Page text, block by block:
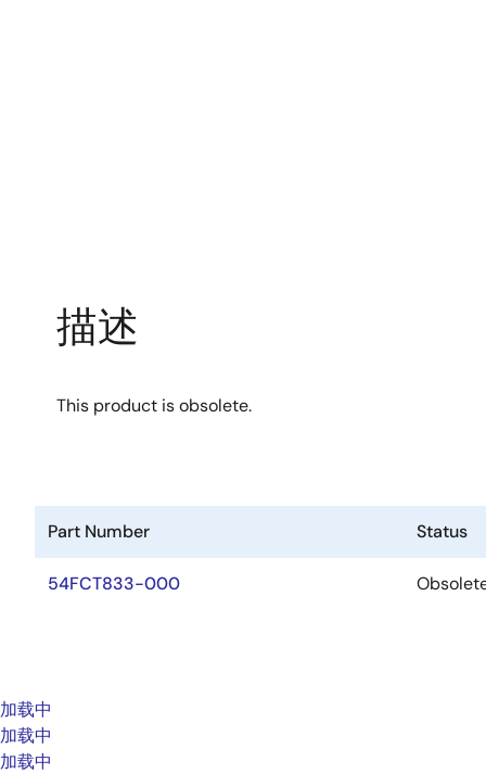
描述
This product is obsolete.
Part Number Status
54FCT833-000
加载中
加载中
加载中